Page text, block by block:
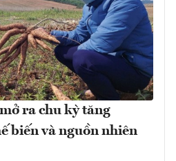
ra chu kỳ tăng
biến và nguồn nhiên